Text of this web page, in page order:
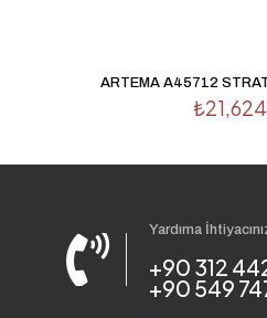
ARTEMA A45712
₺
Yardıma
+90 312
+90 549